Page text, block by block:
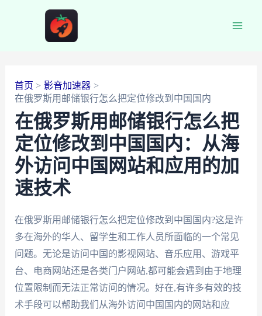
首页
影音加速器
在俄罗斯用邮储银行怎么把定位修改到中国国内
在俄罗斯用邮储银行怎么把
定位修改到中国国内：从海
外访问中国网站和应用的加
速技术
在俄罗斯用邮储银行怎么把定位修改到中国国内?这是许
多在海外的华人、留学生和工作人员所面临的一个常见
问题。无论是访问中国的影视网站、音乐应用、游戏平
台、电商网站还是各类门户网站,都可能会遇到由于地理
位置限制而无法正常访问的情况。好在,有许多有效的技
术手段可以帮助我们从海外访问中国国内的网站和应